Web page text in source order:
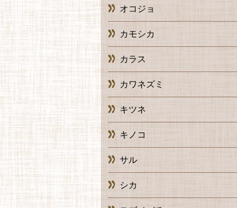
オコジョ
カモシカ
カラス
カワネズミ
キツネ
キノコ
サル
シカ